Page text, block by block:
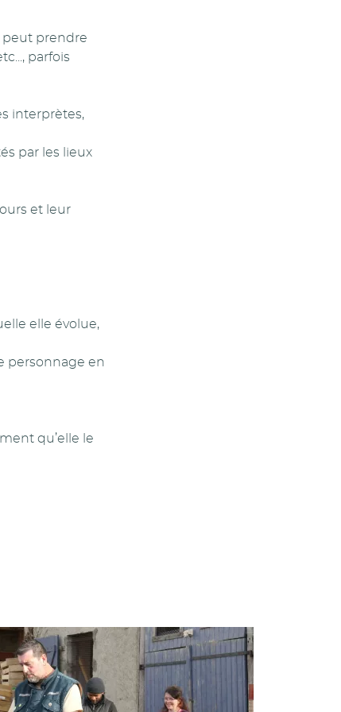
peut prendre
parfois
interprètes,
par les lieux
et leur
elle évolue,
personnage en
qu’elle le